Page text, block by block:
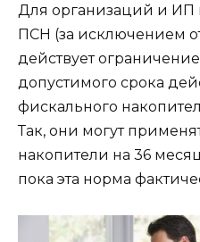
Для организаций и
ПСН (за исключением
действует
допустимого срока
фискального
Так, они могут
накопители на 36
пока эта норма